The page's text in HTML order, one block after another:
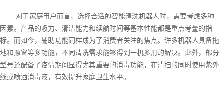
对于家庭用户而言，选择合适的智能清洗机器人时，需要考虑多种
因素。产品的吸力、清洁能力和续航时间等基本性能都是重点考量的指
标。而如今，辅助功能同样成为了消费者关注的焦点。许多机器人具备拖
地和擦窗等多功能，不同清洗需求能够得到一机多用的解决。此外，部分
型号还配备了疫情期间显得尤其重要的消毒功能，在清扫的同时使用紫外
线或喷洒消毒液，有效提升家庭卫生水平。